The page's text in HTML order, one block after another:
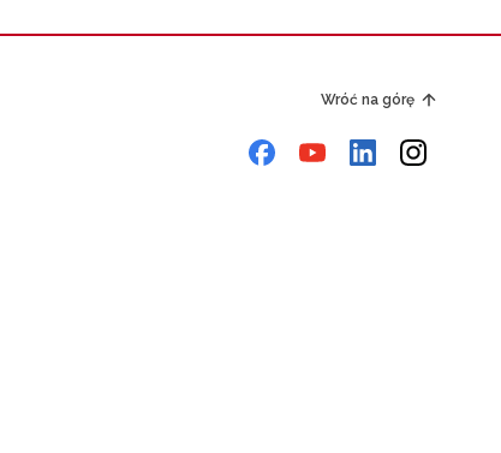
Wróć na górę